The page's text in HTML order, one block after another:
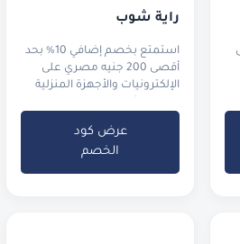
راية شوب
استمتع بخصم إضافي 10% بحد
أقصى 200 جنيه مصري على
الإلكترونيات والأجهزة المنزلية
عرض كود
الخصم